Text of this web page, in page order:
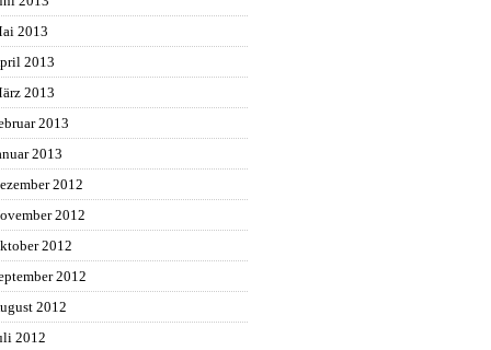
2013
2013
2013
2013
2013
2012
2012
2012
2012
2012
2012